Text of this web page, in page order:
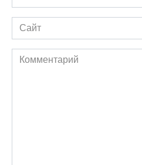
*
Сайт
Комментарий